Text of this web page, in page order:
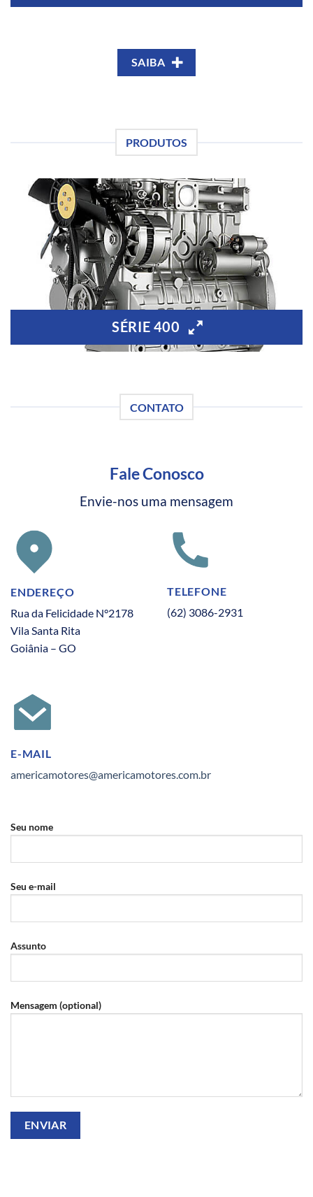
SAIBA
PRODUTOS
SÉRIE 400
CONTATO
Fale Conosco
Envie-nos uma mensagem
ENDEREÇO
Rua da Felicidade N°2178
Vila Santa Rita
Goiânia – GO
TELEFONE
(62) 3086-2931
E-MAIL
americamotores@americamotores.com.br
Seu nome
Seu e-mail
Assunto
Mensagem (optional)